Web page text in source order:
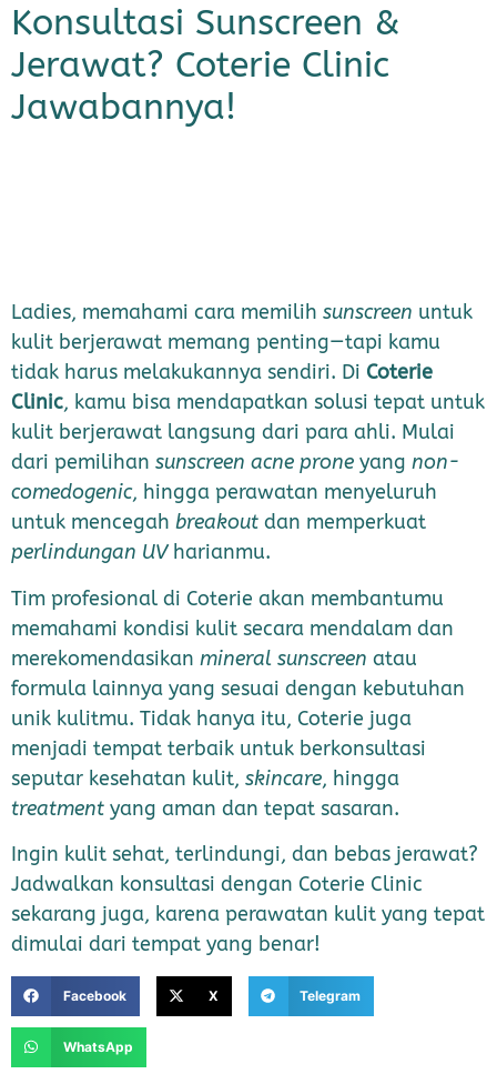
Konsultasi Sunscreen &
Jerawat? Coterie Clinic
Jawabannya!
Ladies, memahami cara memilih sunscreen untuk
kulit berjerawat memang penting—tapi kamu
tidak harus melakukannya sendiri. Di Coterie
Clinic, kamu bisa mendapatkan solusi tepat untuk
kulit berjerawat langsung dari para ahli. Mulai
dari pemilihan sunscreen acne prone yang non-
comedogenic, hingga perawatan menyeluruh
untuk mencegah breakout dan memperkuat
perlindungan UVharianmu.
Tim profesional di Coterie akan membantumu
memahami kondisi kulit secara mendalam dan
merekomendasikan mineral sunscreen atau
formula lainnya yang sesuai dengan kebutuhan
unik kulitmu. Tidak hanya itu, Coterie juga
menjadi tempat terbaik untuk berkonsultasi
seputar kesehatan kulit, skincare, hingga
treatment yang aman dan tepat sasaran.
Ingin kulit sehat, terlindungi, dan bebas jerawat?
Jadwalkan konsultasi dengan Coterie Clinic
sekarang juga, karena perawatan kulit yang tepat
dimulai dari tempat yang benar!
Facebook X Telegram
WhatsApp